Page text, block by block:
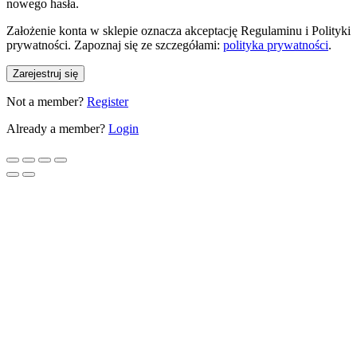
nowego hasła.
Założenie konta w sklepie oznacza akceptację Regulaminu i Polityki
prywatności. Zapoznaj się ze szczegółami: polityka prywatności.
Zarejestruj się
Not a member? Register
Already a member? Login